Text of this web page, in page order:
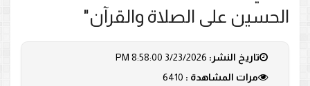
الحسين على الصلاة والقرآن"
تاريخ النشر: 3/23/2026 8:58:00 PM
مرات المشاهدة : 6410